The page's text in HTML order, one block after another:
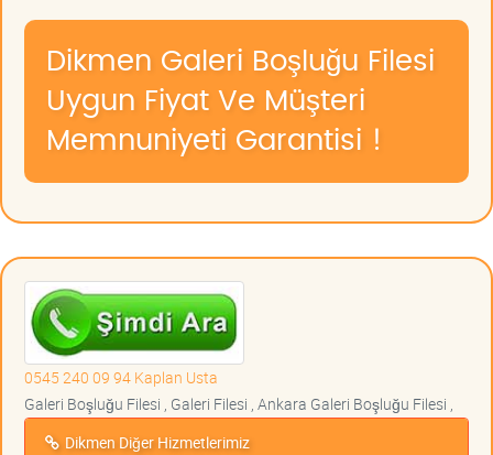
Dikmen Galeri Boşluğu Filesi
Uygun Fiyat Ve Müşteri
Memnuniyeti Garantisi !
0545 240 09 94 Kaplan Usta
Galeri Boşluğu Filesi , Galeri Filesi , Ankara Galeri Boşluğu Filesi ,
Dikmen Diğer Hizmetlerimiz